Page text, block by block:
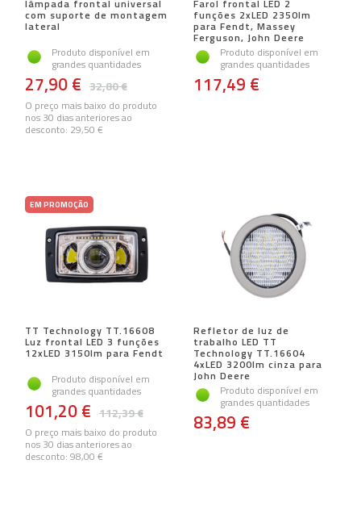
lâmpada frontal universal
com suporte de montagem
lateral
Produto disponível em
grandes quantidades
32,80 €
27,90 €
O preço mais baixo do produto
nos 30 dias anteriores ao
desconto: 29,50 €
Farol frontal LED 2
funções 2xLED 2350lm
para Fendt, Massey
Ferguson, John Deere
Produto disponível em
grandes quantidades
117,49 €
EM PROMOÇÃO
TT Technology TT.16608
Luz frontal LED 3 funções
12xLED 3150lm para Fendt
Produto disponível em
grandes quantidades
112,39 €
101,20 €
O preço mais baixo do produto
nos 30 dias anteriores ao
desconto: 98,00 €
Refletor de luz de
trabalho LED TT
Technology TT.16604
4xLED 3200lm cinza para
John Deere
Produto disponível em
grandes quantidades
83,89 €